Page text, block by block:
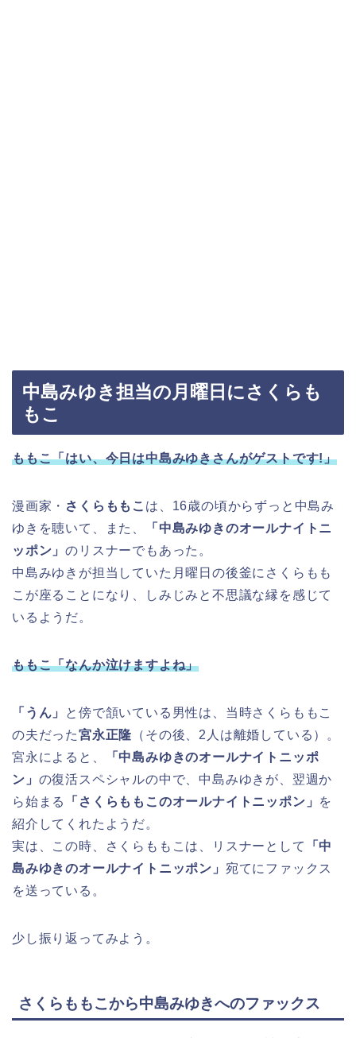
中島みゆき担当の月曜日にさくらも
もこ
ももこ「はい、今日は中島みゆきさんがゲストです!」
漫画家・ さくらももこ は、16歳の頃からずっと中島み
ゆきを聴いて、また、
「中島みゆきのオールナイトニ
ッポン」のリスナーでもあった。
中島みゆきが担当していた月曜日の後釜にさくらもも
こが座ることになり、しみじみと不思議な縁を感じて
いるようだ。
ももこ「なんか泣けますよね」
「うん」
と傍で頷いている男性は、当時さくらももこ
の夫だった宮永正隆 （その後、2人は離婚している）。
宮永によると、
「中島みゆきのオールナイトニッポ
ン」 の復活スペシャルの中で、中島みゆきが、翌週か
ら始まる
「さくらももこのオールナイトニッポン」 を
紹介してくれたようだ。
実は、この時、さくらももこは、リスナーとして
「中
島みゆきのオールナイトニッポン」 宛てにファックス
を送っている。
少し振り返ってみよう。
さくらももこから中島みゆきへのファックス